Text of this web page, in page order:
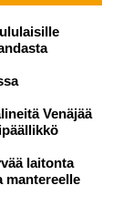
Venäjää
laitonta
mantereelle